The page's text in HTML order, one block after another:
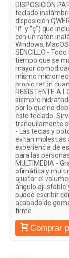
DISPOSICIÓN
teclado
disposición
"ñ" y "ç") que
con un ratón
Windows,
SENCILLO -
tiempo que se
mayor
mismo
propio ratón
RESISTENTE A
siempre
por lo que no
este teclado.
tranquilamente
- Las teclas y
evitan molestias
experiencia de
para las
MULTIMEDIA -
ofimática y
ajustar el
ángulo ajustable
puede escribir
acabado de
firme
Comprar